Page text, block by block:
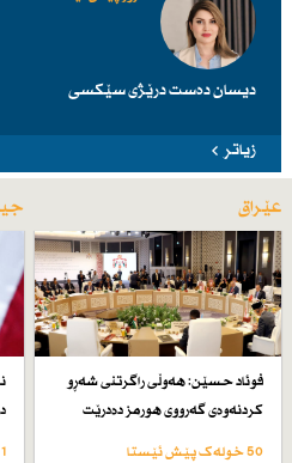
دیسان دەست درێژی سێكسی
زیاتر
عێراق
فوئاد حسێن: هەوڵی راگرتنی شەڕو
كردنەوەی گەرووی هورمز دەدرێت
50 خولەک پێش ئێستا 1 کاتژمێر پێش ئێستا